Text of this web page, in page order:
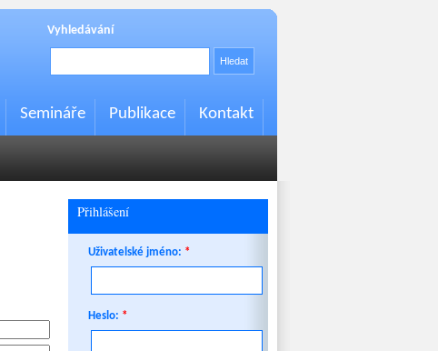
Vyhledávání
Hledat
Semináře Publikace Kontakt
Přihlášení
Uživatelské jméno: *
Heslo: *